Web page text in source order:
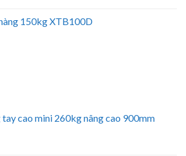
150kg XTB100D
tay cao mini 260kg nâng cao 900mm